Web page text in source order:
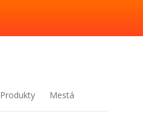
Produkty Mestá